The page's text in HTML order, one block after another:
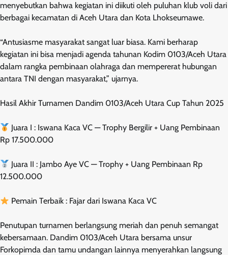
menyebutkan bahwa kegiatan ini diikuti oleh puluhan klub voli dari
berbagai kecamatan di Aceh Utara dan Kota Lhokseumawe.
“Antusiasme masyarakat sangat luar biasa. Kami berharap
kegiatan ini bisa menjadi agenda tahunan Kodim 0103/Aceh Utara
dalam rangka pembinaan olahraga dan mempererat hubungan
antara TNI dengan masyarakat,” ujarnya.
Hasil Akhir Turnamen Dandim 0103/Aceh Utara Cup Tahun 2025
Juara I : Iswana Kaca VC — Trophy Bergilir + Uang Pembinaan
Rp 17.500.000
Juara II : Jambo Aye VC — Trophy + Uang Pembinaan Rp
12.500.000
Pemain Terbaik : Fajar dari Iswana Kaca VC
Penutupan turnamen berlangsung meriah dan penuh semangat
kebersamaan. Dandim 0103/Aceh Utara bersama unsur
Forkopimda dan tamu undangan lainnya menyerahkan langsung